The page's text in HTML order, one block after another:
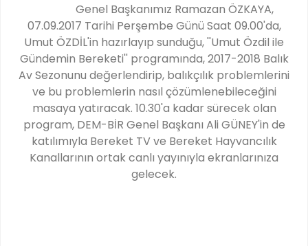
Genel Başkanımız Ramazan ÖZKAYA,
07.09.2017 Tarihi Perşembe Günü Saat 09.00'da,
Umut ÖZDİL'in hazırlayıp sunduğu, ''Umut Özdil ile
Gündemin Bereketi'' programında, 2017-2018 Balık
Av Sezonunu değerlendirip, balıkçılık problemlerini
ve bu problemlerin nasıl çözümlenebileceğini
masaya yatıracak. 10.30'a kadar sürecek olan
program, DEM-BİR Genel Başkanı Ali GÜNEY'in de
katılımıyla Bereket TV ve Bereket Hayvancılık
Kanallarının ortak canlı yayınıyla ekranlarınıza
gelecek.